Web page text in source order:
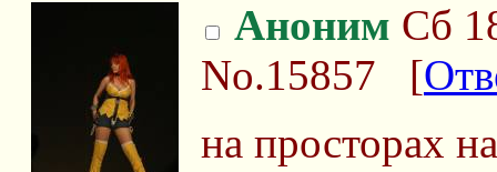
Аноним Сб
No.15857 [
на просторах